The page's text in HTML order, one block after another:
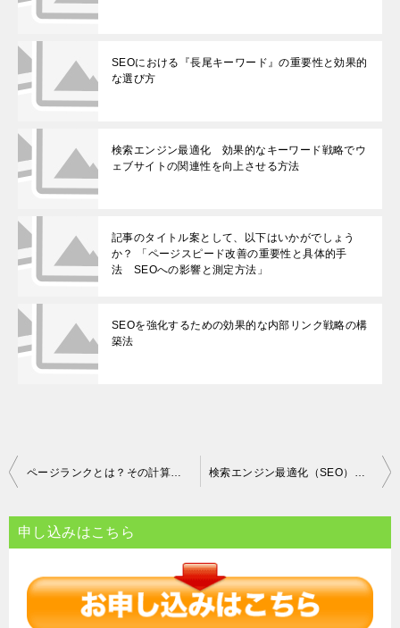
SEOにおける『長尾キーワード』の重要性と効果的
な選び方
検索エンジン最適化 効果的なキーワード戦略でウ
ェブサイトの関連性を向上させる方法
記事のタイトル案として、以下はいかがでしょう
か？ 「ページスピード改善の重要性と具体的手
法 SEOへの影響と測定方法」
SEOを強化するための効果的な内部リンク戦略の構
築法
投
ナ
ページランクとは？その計算要素や提供情報、信頼性、進化、そしてSEOへの影響について 検索エンジン最適化（SEO）：効果・スキル・成功のポイント
申し込みはこちら